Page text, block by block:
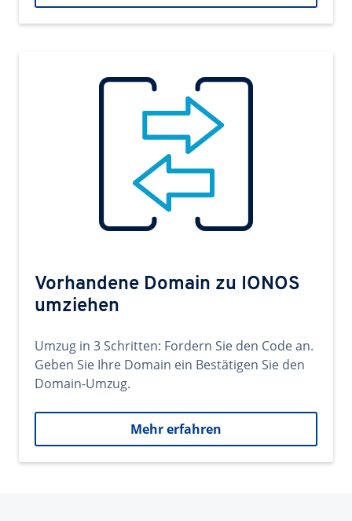
Vorhandene Domain zu IONOS
umziehen
Umzug in 3 Schritten: Fordern Sie den Code an.
Geben Sie Ihre Domain ein Bestätigen Sie den
Domain-Umzug.
Mehr erfahren